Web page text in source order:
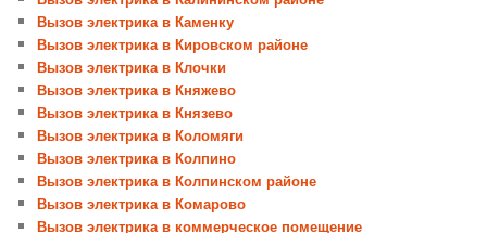
Вызов электрика в Каменку
Вызов электрика в Кировском районе
Вызов электрика в Клочки
Вызов электрика в Княжево
Вызов электрика в Князево
Вызов электрика в Коломяги
Вызов электрика в Колпино
Вызов электрика в Колпинском районе
Вызов электрика в Комарово
Вызов электрика в коммерческое помещение